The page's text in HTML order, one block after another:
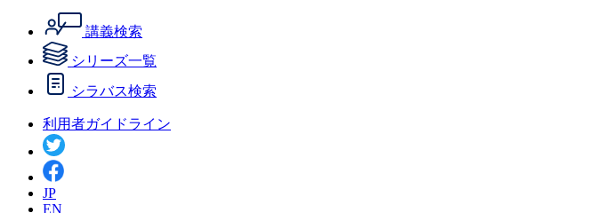
講義検索
シリーズ一覧
シラバス検索
利用者ガイドライン
JP
EN